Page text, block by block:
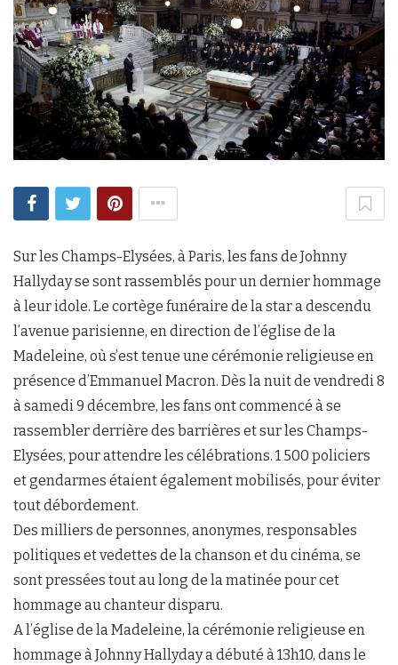
Sur les Champs-Elysées, à Paris, les fans de Johnny
Hallyday se sont rassemblés pour un dernier hommage
à leur idole. Le cortège funéraire de la star a descendu
l’avenue parisienne, en direction de l’église de la
Madeleine, où s’est tenue une cérémonie religieuse en
présence d’Emmanuel Macron. Dès la nuit de vendredi 8
à samedi 9 décembre, les fans ont commencé à se
rassembler derrière des barrières et sur les Champs-
Elysées, pour attendre les célébrations. 1 500 policiers
et gendarmes étaient également mobilisés, pour éviter
tout débordement.
Des milliers de personnes, anonymes, responsables
politiques et vedettes de la chanson et du cinéma, se
sont pressées tout au long de la matinée pour cet
hommage au chanteur disparu.
A l’église de la Madeleine, la cérémonie religieuse en
hommage à Johnny Hallyday a débuté à 13h10, dans le